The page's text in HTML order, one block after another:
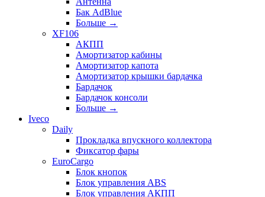
Бак AdBlue
Больше →
XF106
АКПП
Амортизатор кабины
Амортизатор капота
Амортизатор крышки бардачка
Бардачок
Бардачок консоли
Больше →
Iveco
Daily
Прокладка впускного коллектора
Фиксатор фары
EuroCargo
Блок кнопок
Блок управления ABS
Блок управления АКПП